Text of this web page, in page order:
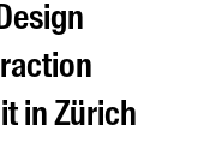
in Zürich